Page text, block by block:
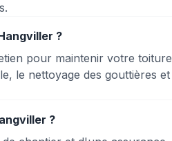
?
pour maintenir votre toiture
le nettoyage des gouttières et
?